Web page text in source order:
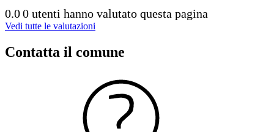
0.00 utenti hanno valutato questa pagina
Vedi tutte le valutazioni
Contatta il comune